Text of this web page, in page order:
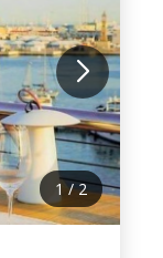
1 / 2